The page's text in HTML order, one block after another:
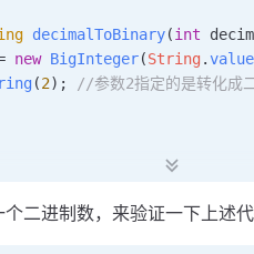
decimalToBinary(int
new BigInteger(String .
(2);
//参数2指定的是转化成
二进制数，来验证一下上述代